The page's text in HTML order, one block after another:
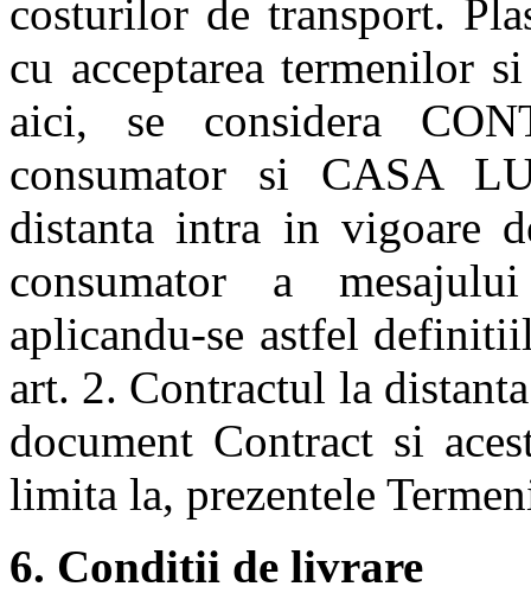
costurilor de transport.
cu acceptarea termenilor
aici, se considera
consumator si CASA
distanta intra in vigoare
consumator a
aplicandu-se astfel
art. 2. Contractul la
document Contract si
limita la, prezentele
6. Conditii de livrare